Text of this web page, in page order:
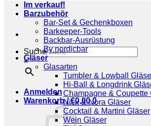
Suche
×
Anmelden
Warenkorb /€0,00 0
Im verkauf!
Barzubehör
Bar-Set & Gechenkboxen
Barkeeper-Tools
Backbar-Ausrüstung
By nordicbar
Gläser
Glasarten
Tumbler & Lowball
Hi-Ball & Longdrink
Champagne & Coupette
Nick & Nora Gläser
Cocktail & Martini Gläser
Wein Gläser